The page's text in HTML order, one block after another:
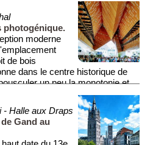
obélisque entouré de deux
de légumes de prendre
À noter que la place servit
exécutions publiques.
photogénique.
moderne
de bois
dans le centre historique de
un peu la monotonie et
Sous la halle, des marchands
locales.
- Halle aux Draps
Gand au